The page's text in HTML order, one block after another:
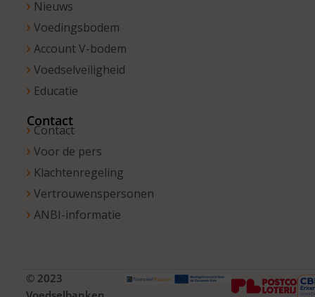
Nieuws
Voedingsbodem
Account V-bodem
Voedselveiligheid
Educatie
Contact
Contact
Voor de pers
Klachtenregeling
Vertrouwenspersonen
ANBI-informatie
© 2023